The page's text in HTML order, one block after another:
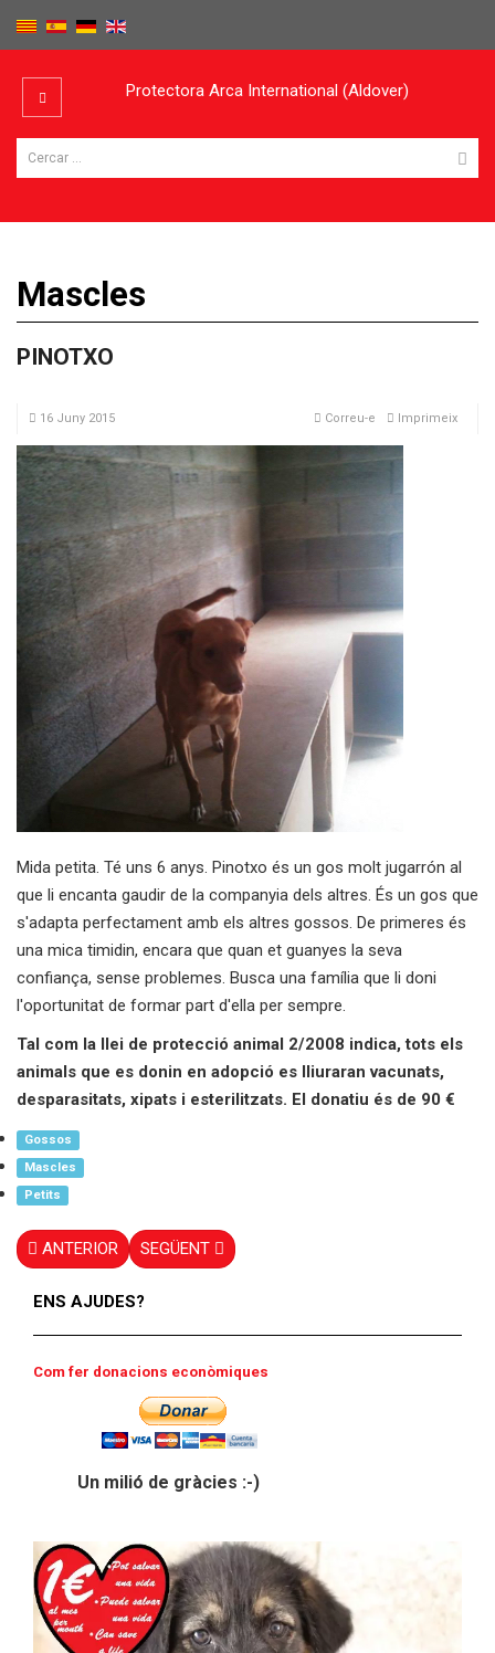
Protectora Arca International (Aldover)
Mascles
PINOTXO
16 Juny 2015 Imprimeix
Correu-e
Mida petita. Té uns 6 anys. Pinotxo és un gos molt jugarrón al
que li encanta gaudir de la companyia dels altres. És un gos que
s'adapta perfectament amb els altres gossos. De primeres és
una mica timidin, encara que quan et guanyes la seva
confiança, sense problemes. Busca una família que li doni
l'oportunitat de formar part d'ella per sempre.
Tal com la llei de protecció animal 2/2008 indica, tots els
animals que es donin en adopció es lliuraran vacunats,
desparasitats, xipats i esterilitzats. El donatiu és de 90 €
Gossos
Mascles
Petits
ANTERIOR SEGÜENT
ENS AJUDES?
Com fer donacions econòmiques
Un milió de gràcies :-)